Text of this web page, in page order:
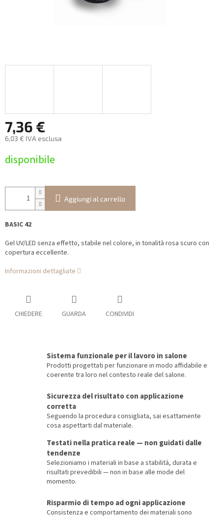
7,36 €
6,03 € IVA esclusa
della
disponibile
Aggiungi al carrello
BASIC 42
Gel UV/LED senza effetto, stabile nel colore, in tonalità rosa scuro con
copertura eccellente.
Informazioni dettagliate
CHIEDERE GUARDA CONDIVIDI
Sistema funzionale per il lavoro in salone
Prodotti progettati per funzionare in modo affidabile e
coerente tra loro nel contesto reale del salone.
Sicurezza del risultato con applicazione
corretta
Seguendo la procedura consigliata, sai esattamente
cosa aspettarti dal materiale.
Testati nella pratica reale — non guidati dalle
tendenze
Selezioniamo i materiali in base a stabilità, durata e
risultati prevedibili — non in base alle mode del
momento.
Risparmio di tempo ad ogni applicazione
Consistenza e comportamento dei materiali sono